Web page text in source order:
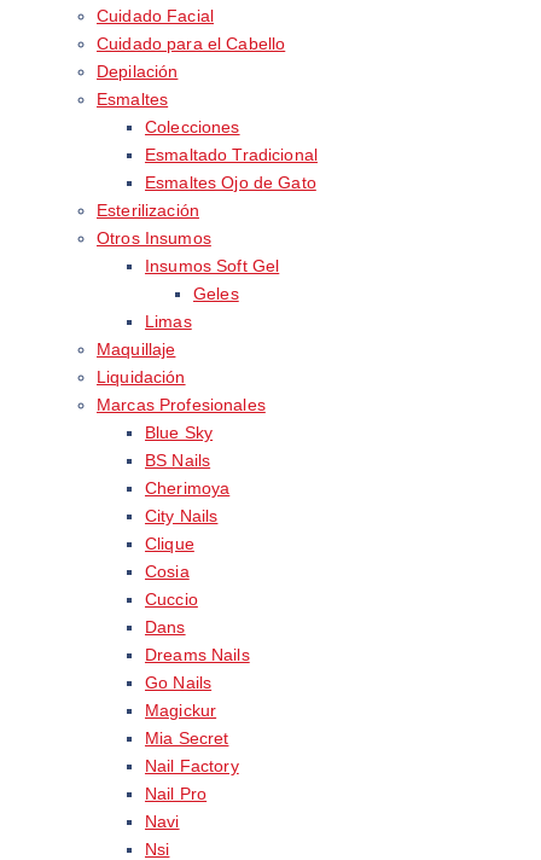
Cuidado Facial
Cuidado para el Cabello
Depilación
Esmaltes
Colecciones
Esmaltado Tradicional
Esmaltes Ojo de Gato
Esterilización
Otros Insumos
Insumos Soft Gel
Geles
Limas
Maquillaje
Liquidación
Marcas Profesionales
Blue Sky
BS Nails
Cherimoya
City Nails
Clique
Cosia
Cuccio
Dans
Dreams Nails
Go Nails
Magickur
Mia Secret
Nail Factory
Nail Pro
Navi
Nsi